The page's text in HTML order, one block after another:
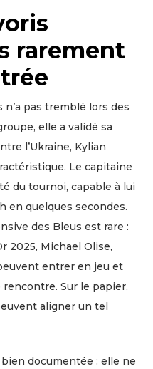
rarement
n’a pas tremblé lors des
elle a validé sa
l’Ukraine, Kylian
Le capitaine
du tournoi, capable à lui
en quelques secondes.
des Bleus est rare :
2025, Michael Olise,
entrer en jeu et
Sur le papier,
aligner un tel
documentée : elle ne